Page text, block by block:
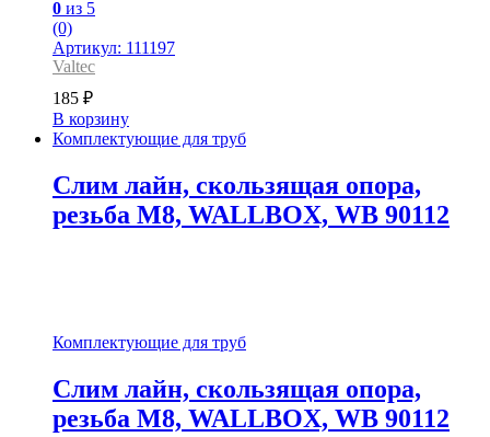
0 из 5
(0)
Артикул: 111197
Valtec
185 ₽
В корзину
Комплектующие для труб
Слим лайн, скользящая опора,
резьба М8, WALLBOX, WB 90112
Комплектующие для труб
Слим лайн, скользящая опора,
резьба М8, WALLBOX, WB 90112